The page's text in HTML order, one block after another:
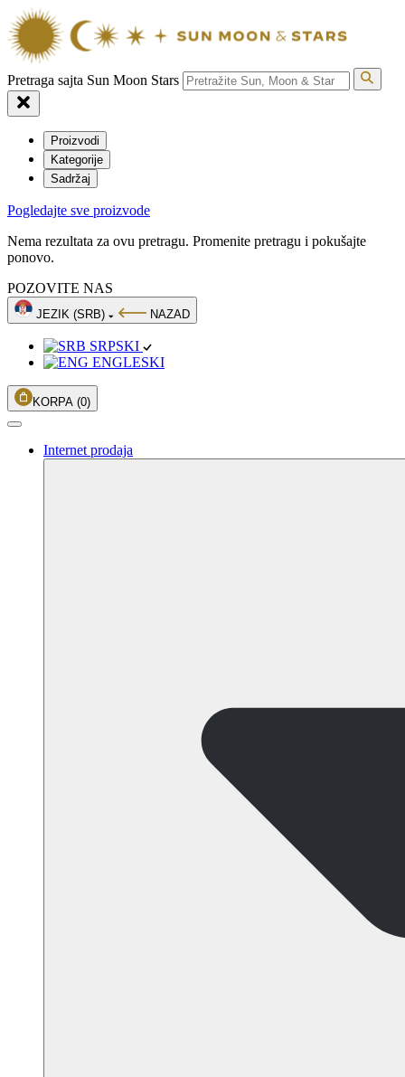
Pretraga sajta Sun Moon Stars
Proizvodi
Kategorije
Sadržaj
Pogledajte sve proizvode
Nema rezultata za ovu pretragu. Promenite pretragu i pokušajte
ponovo.
POZOVITE NAS
JEZIK (SRB) NAZAD
SRPSKI
ENGLESKI
KORPA (0)
Internet prodaja